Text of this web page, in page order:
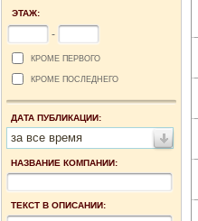
ЭТАЖ:
-
КРОМЕ ПЕРВОГО
КРОМЕ ПОСЛЕДНЕГО
ДАТА ПУБЛИКАЦИИ:
за все время
НАЗВАНИЕ КОМПАНИИ:
ТЕКСТ В ОПИСАНИИ: